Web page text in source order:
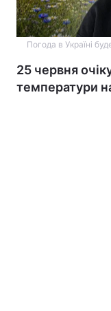
Погода в Україні
25 червня
температури